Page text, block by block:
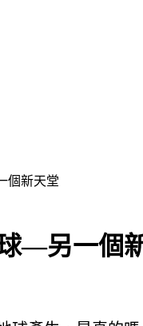
個新天堂
—另一個